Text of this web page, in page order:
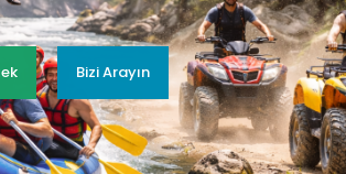
Bizi Arayın